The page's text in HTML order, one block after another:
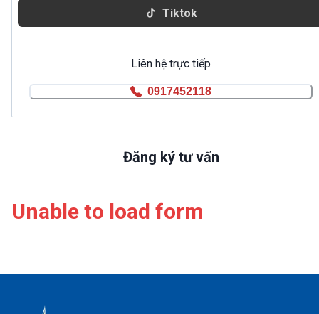
Tiktok
Liên hệ trực tiếp
0917452118
Đăng ký tư vấn
Unable to load form